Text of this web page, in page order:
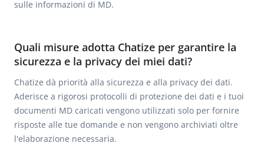
sulle informazioni di MD.
Quali misure adotta Chatize per garantire la
sicurezza e la privacy dei miei dati?
Chatize dà priorità alla sicurezza e alla privacy dei dati.
Aderisce a rigorosi protocolli di protezione dei dati e i tuoi
documenti MD caricati vengono utilizzati solo per fornire
risposte alle tue domande e non vengono archiviati oltre
l'elaborazione necessaria.